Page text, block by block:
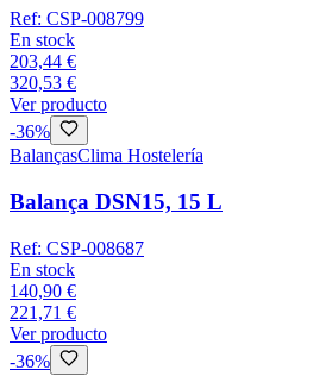
Ref: CSP-008799
En stock
203,44 €
320,53 €
Ver producto
-36%
BalançasClima Hostelería
Balança DSN15, 15 L
Ref: CSP-008687
En stock
140,90 €
221,71 €
Ver producto
-36%